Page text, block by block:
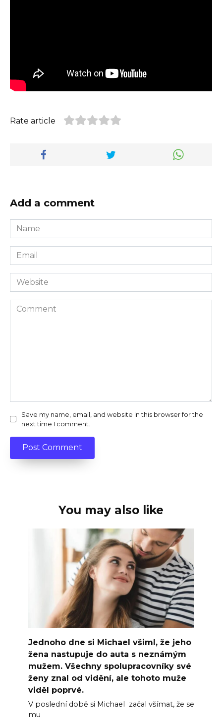
Rate article
Add a comment
Name
*
Email
*
Website
Comment
Save my name, email, and website in this browser for the
next time I comment.
You may also like
Jednoho dne si Michael všiml, že jeho
žena nastupuje do auta s neznámým
mužem. Všechny spolupracovníky své
ženy znal od vidění, ale tohoto muže
viděl poprvé.
V poslední době si Michael začal všímat, že se
mu